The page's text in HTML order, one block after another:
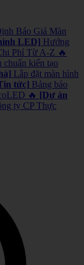
Báo Giá Màn
LED] Hướng
Phí Từ A-Z 🔥
chuẩn kiến tạo
Lắp đặt màn hình
tức] Bảng báo
🔥 [Dự án
ty CP Thực